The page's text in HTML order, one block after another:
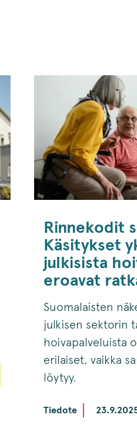
Rinnekodit
Käsitykset
julkisista
eroavat
Suomalaisten
julkisen sektorin
hoivapalveluista
erilaiset, vaikka
löytyy.
Tiedote